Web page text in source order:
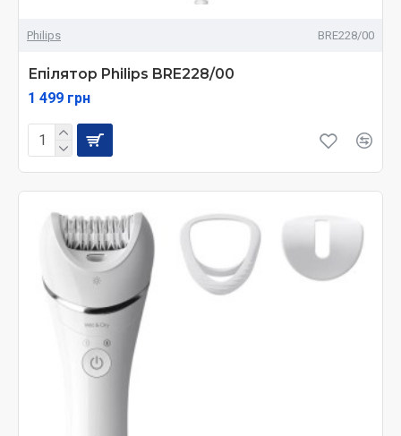
Philips BRE228/00
Епілятор Philips BRE228/00
1 499 грн